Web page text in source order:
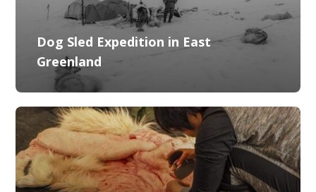
Dog Sled Expedition in East
Greenland